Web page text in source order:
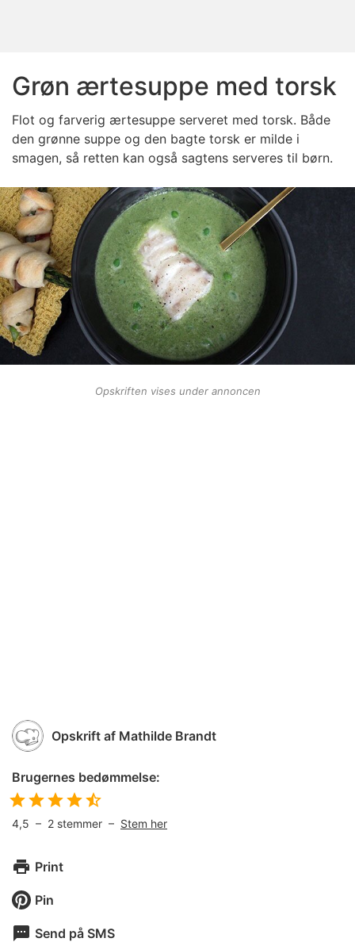
Grøn ærtesuppe med torsk
Flot og farverig ærtesuppe serveret med torsk. Både
den grønne suppe og den bagte torsk er milde i
smagen, så retten kan også sagtens serveres til børn.
Opskriften vises under annoncen
Opskrift af Mathilde Brandt
Brugernes bedømmelse:
4,5 – 2 stemmer – Stem her
Print
Pin
Send på SMS